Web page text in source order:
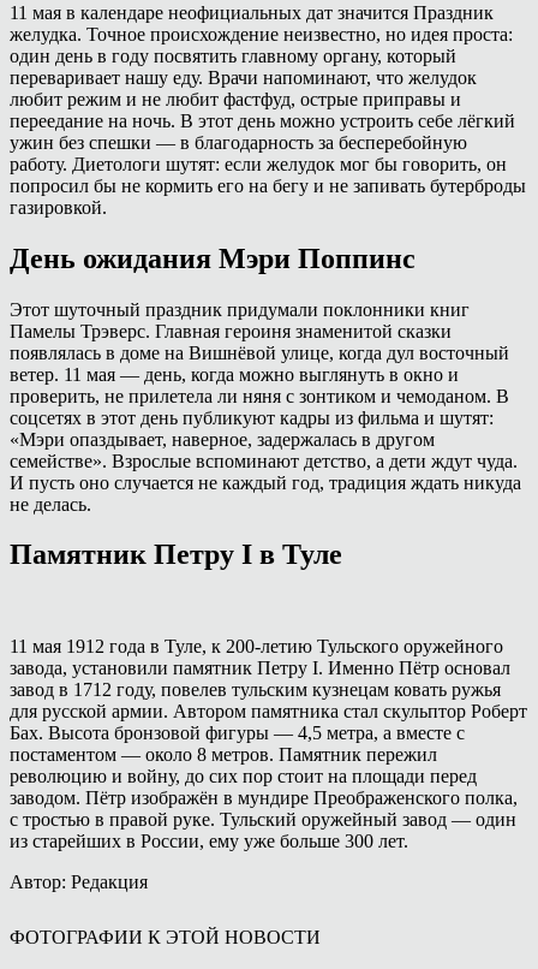
11 мая в календаре неофициальных дат значится Праздник
желудка. Точное происхождение неизвестно, но идея проста:
один день в году посвятить главному органу, который
переваривает нашу еду. Врачи напоминают, что желудок
любит режим и не любит фастфуд, острые приправы и
переедание на ночь. В этот день можно устроить себе лёгкий
ужин без спешки — в благодарность за бесперебойную
работу. Диетологи шутят: если желудок мог бы говорить, он
попросил бы не кормить его на бегу и не запивать бутерброды
газировкой.
День ожидания Мэри Поппинс
Этот шуточный праздник придумали поклонники книг
Памелы Трэверс. Главная героиня знаменитой сказки
появлялась в доме на Вишнёвой улице, когда дул восточный
ветер. 11 мая — день, когда можно выглянуть в окно и
проверить, не прилетела ли няня с зонтиком и чемоданом. В
соцсетях в этот день публикуют кадры из фильма и шутят:
«Мэри опаздывает, наверное, задержалась в другом
семействе». Взрослые вспоминают детство, а дети ждут чуда.
И пусть оно случается не каждый год, традиция ждать никуда
не делась.
Памятник Петру I в Туле
11 мая 1912 года в Туле, к 200-летию Тульского оружейного
завода, установили памятник Петру I. Именно Пётр основал
завод в 1712 году, повелев тульским кузнецам ковать ружья
для русской армии. Автором памятника стал скульптор Роберт
Бах. Высота бронзовой фигуры — 4,5 метра, а вместе с
постаментом — около 8 метров. Памятник пережил
революцию и войну, до сих пор стоит на площади перед
заводом. Пётр изображён в мундире Преображенского полка,
с тростью в правой руке. Тульский оружейный завод — один
из старейших в России, ему уже больше 300 лет.
Автор: Редакция
ФОТОГРАФИИ К ЭТОЙ НОВОСТИ